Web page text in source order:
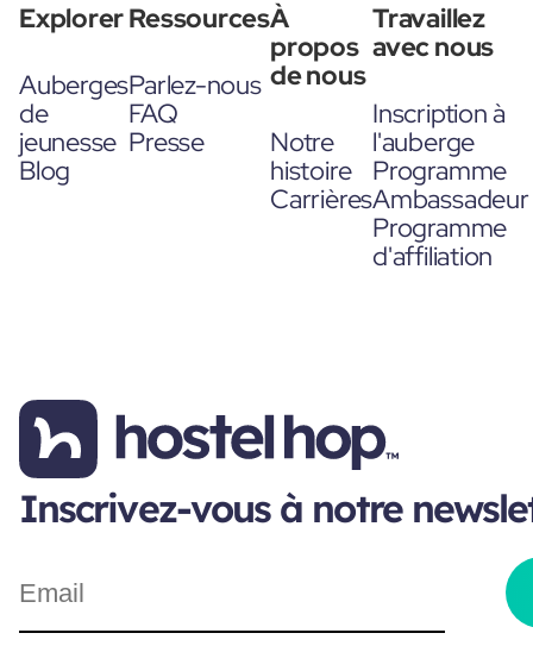
Explorer
Auberges
de
jeunesse
Blog
Ressources
Parlez-nous
FAQ
Presse
À
propos
de nous
Notre
histoire
Carrières
Travaillez
avec nous
Inscription à
l'auberge
Programme
Ambassadeur
Programme
d'affiliation
Inscrivez-vous à notre